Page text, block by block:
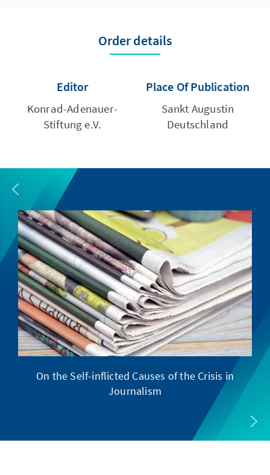
Order details
Editor
Konrad-Adenauer-
Stiftung e.V.
Place Of Publication
Sankt Augustin
Deutschland
On the Self-inflicted Causes of the Crisis in
Journalism